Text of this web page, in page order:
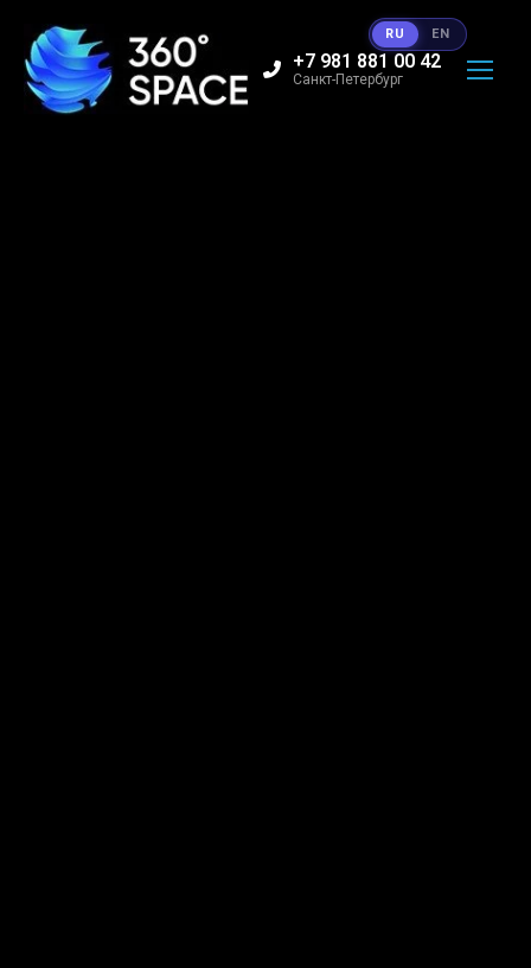
+7 981 881 00 42
Санкт-Петербург
RU EN